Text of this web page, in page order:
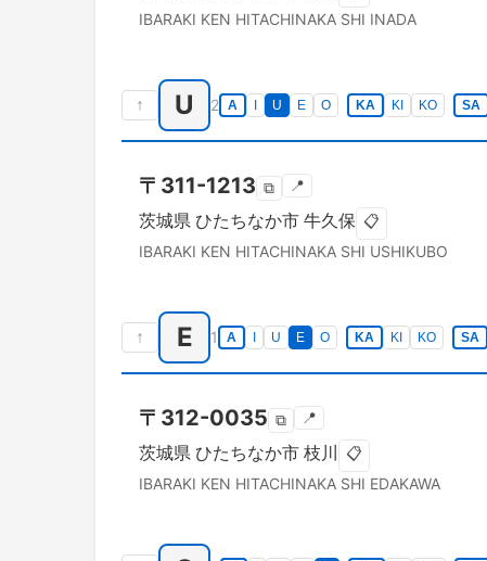
IBARAKI KEN HITACHINAKA SHI INADA
↑ U 2 A U E O KA KI KO SA
〒 311-1213 ⧉ 📍
茨城県 ひたちなか市 牛久保 📋
IBARAKI KEN HITACHINAKA SHI USHIKUBO
↑ E 1 A U E O KA KI KO SA
〒 312-0035 ⧉ 📍
茨城県 ひたちなか市 枝川 📋
IBARAKI KEN HITACHINAKA SHI EDAKAWA